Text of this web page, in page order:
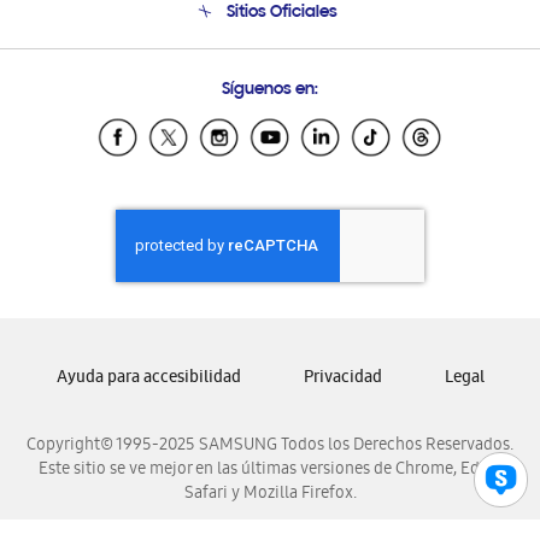
Condiciones de Compra
Soporte vía eMail
Sitios Oficiales
Samsung Ecuador
Samsung El Salvador
Samsung Honduras
Samsung Nicaragua
Samsung Panamá
Samsung Venezuela
Síguenos en:
Copyright© 1995-2025 SAMSUNG Todos los Derechos Reservados.
Este sitio se ve mejor en las últimas versiones de Chrome, Edge,
Safari y Mozilla Firefox.
Ayuda para accesibilidad Privacidad Legal